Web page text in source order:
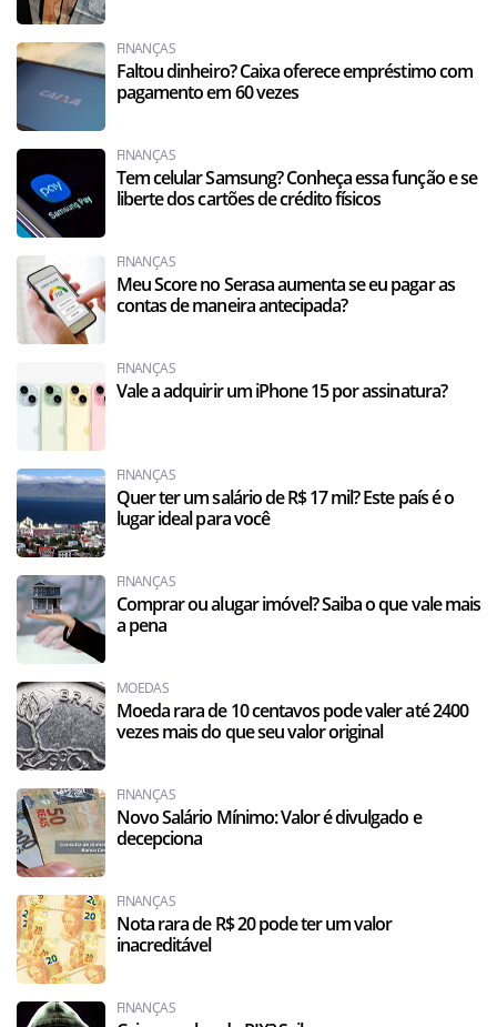
FINANÇAS
Faltou dinheiro? Caixa oferece empréstimo com
pagamento em 60 vezes
FINANÇAS
Tem celular Samsung? Conheça essa função e se
liberte dos cartões de crédito físicos
FINANÇAS
Meu Score no Serasa aumenta se eu pagar as
contas de maneira antecipada?
FINANÇAS
Vale a adquirir um iPhone 15 por assinatura?
FINANÇAS
Quer ter um salário de R$ 17 mil? Este país é o
lugar ideal para você
FINANÇAS
Comprar ou alugar imóvel? Saiba o que vale mais
a pena
MOEDAS
Moeda rara de 10 centavos pode valer até 2400
vezes mais do que seu valor original
FINANÇAS
Novo Salário Mínimo: Valor é divulgado e
decepciona
FINANÇAS
Nota rara de R$ 20 pode ter um valor
inacreditável
FINANÇAS